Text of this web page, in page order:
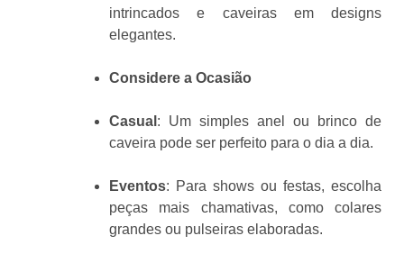
intrincados e caveiras em designs
elegantes.
Considere a Ocasião
Casual : Um simples anel ou brinco de
caveira pode ser perfeito para o dia a dia.
Eventos: Para shows ou festas, escolha
peças mais chamativas, como colares
grandes ou pulseiras elaboradas.